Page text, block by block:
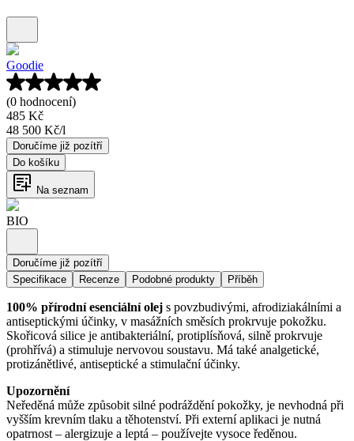
Goodie
(0 hodnocení)
485 Kč
48 500 Kč/l
Doručíme již pozítří
Do košíku
Na seznam
BIO
Doručíme již pozítří
Specifikace
Recenze Podobné produkty Příběh
100% přírodní esenciální olej s povzbudivými, afrodiziakálními a
antiseptickými účinky, v masážních směsích prokrvuje pokožku.
Skořicová silice je antibakteriální, protiplísňová, silně prokrvuje
(prohřívá) a stimuluje nervovou soustavu. Má také analgetické,
protizánětlivé, antiseptické a stimulační účinky.
Upozornění
Neředěná může způsobit silné podráždění pokožky, je nevhodná při
vyšším krevním tlaku a těhotenství. Při externí aplikaci je nutná
opatrnost – alergizuje a leptá – používejte vysoce ředěnou.